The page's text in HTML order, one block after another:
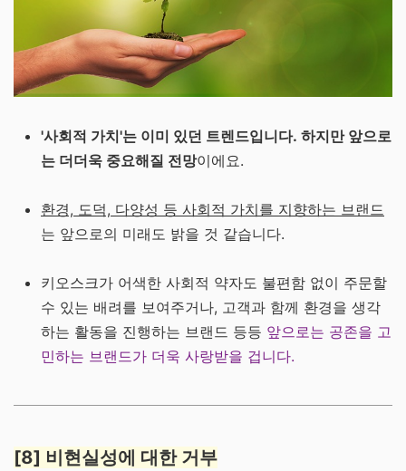
'사회적 가치'는 이미 있던 트렌드입니다. 하지만 앞으로
는 더더욱 중요해질 전망이에요.
환경, 도덕, 다양성 등 사회적 가치를 지향하는 브랜드
는 앞으로의 미래도 밝을 것 같습니다.
키오스크가 어색한 사회적 약자도 불편함 없이 주문할
수 있는 배려를 보여주거나, 고객과 함께 환경을 생각
하는 활동을 진행하는 브랜드 등등 앞으로는 공존을 고
민하는 브랜드가 더욱 사랑받을 겁니다.
[8] 비현실성에 대한 거부